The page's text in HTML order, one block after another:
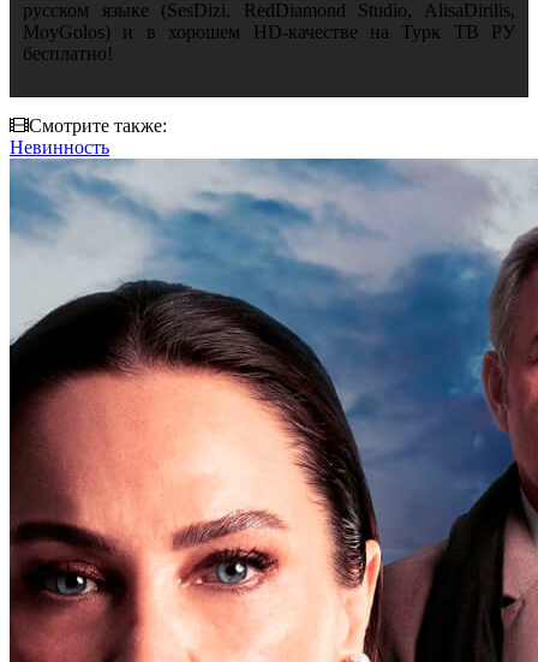
русском языке (SesDizi, RedDiamond Studio, AlisaDirilis,
MoyGolos) и в хорошем HD-качестве на Турк ТВ РУ
бесплатно!
Смотрите также:
Невинность